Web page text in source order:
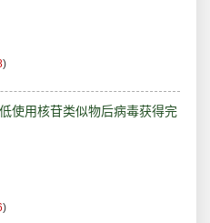
)
使用核苷类似物后病毒获得完
)